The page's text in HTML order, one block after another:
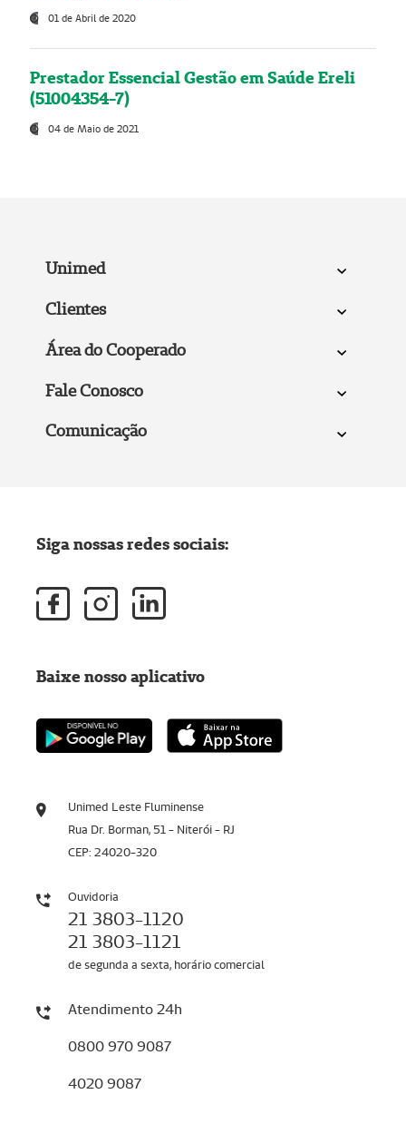
01 de Abril de 2020
Prestador Essencial Gestão em Saúde Ereli
(51004354-7)
04 de Maio de 2021
Unimed
Clientes
Área do Cooperado
Fale Conosco
Comunicação
Unimed Leste Fluminense
Rua Dr. Borman, 51 - Niterói - RJ
CEP: 24020-320
Ouvidoria
21 3803-1120
21 3803-1121
de segunda a sexta, horário comercial
Atendimento 24h
0800 970 9087
4020 9087
Siga nossas redes sociais:
Baixe nosso aplicativo